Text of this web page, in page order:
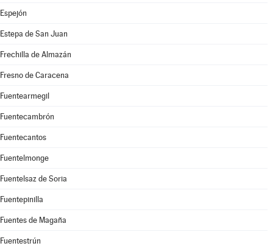
Espejón
Estepa de San Juan
Frechilla de Almazán
Fresno de Caracena
Fuentearmegil
Fuentecambrón
Fuentecantos
Fuentelmonge
Fuentelsaz de Soria
Fuentepinilla
Fuentes de Magaña
Fuentestrún